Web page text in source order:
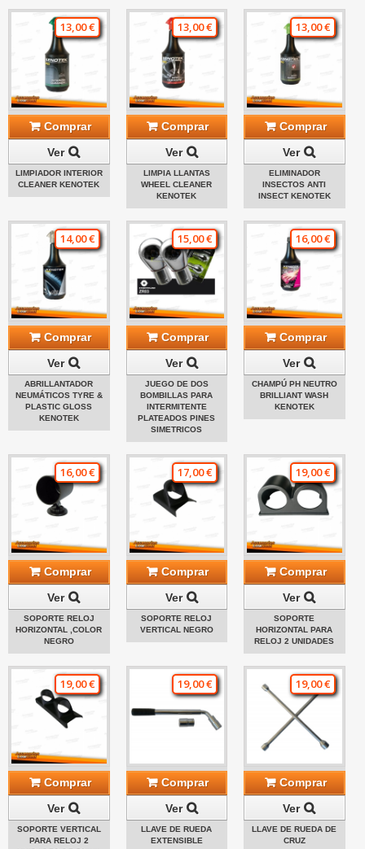
13,00 €
Comprar
Ver
LIMPIADOR INTERIOR
CLEANER KENOTEK
13,00 €
Comprar
Ver
LIMPIA LLANTAS
WHEEL CLEANER
KENOTEK
13,00 €
Comprar
Ver
ELIMINADOR
INSECTOS ANTI
INSECT KENOTEK
14,00 €
Comprar
Ver
ABRILLANTADOR
NEUMÁTICOS TYRE &
PLASTIC GLOSS
KENOTEK
15,00 €
Comprar
Ver
JUEGO DE DOS
BOMBILLAS PARA
INTERMITENTE
PLATEADOS PINES
SIMETRICOS
16,00 €
Comprar
Ver
CHAMPÚ PH NEUTRO
BRILLIANT WASH
KENOTEK
16,00 €
Comprar
Ver
SOPORTE RELOJ
HORIZONTAL ,COLOR
NEGRO
17,00 €
Comprar
Ver
SOPORTE RELOJ
VERTICAL NEGRO
19,00 €
Comprar
Ver
SOPORTE
HORIZONTAL PARA
RELOJ 2 UNIDADES
19,00 €
Comprar
Ver
SOPORTE VERTICAL
PARA RELOJ 2
19,00 €
Comprar
Ver
LLAVE DE RUEDA
EXTENSIBLE
19,00 €
Comprar
Ver
LLAVE DE RUEDA DE
CRUZ